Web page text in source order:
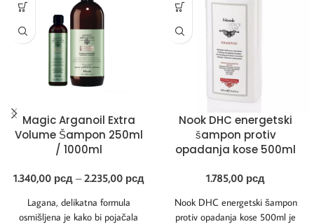
Magic Arganoil Extra
Volume Šampon 250ml
/ 1000ml
1.340,00 рсд – 2.235,00 рсд
Lagana, delikatna formula
osmišljena je kako bi pojačala
Nook DHC energetski
šampon protiv
opadanja kose 500ml
1.785,00 рсд
Nook DHC energetski šampon
protiv opadanja kose 500ml je